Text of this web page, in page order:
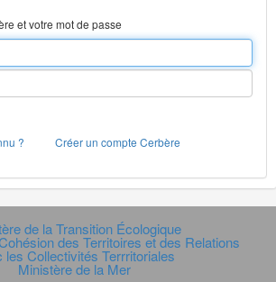
et votre mot de passe
?
Créer un compte Cerbère
de la Transition Écologique
des Territoires et des Relations
les Collectivités Terrritoriales
Ministère de la Mer